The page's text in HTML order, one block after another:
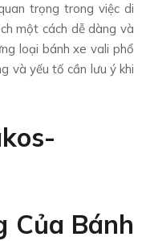
trọng trong việc di
một cách dễ dàng và
loại bánh xe vali phổ
và yếu tố cần lưu ý khi
Của Bánh